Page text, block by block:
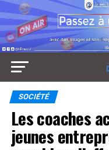
SOCIÉTÉ
Les coaches
jeunes